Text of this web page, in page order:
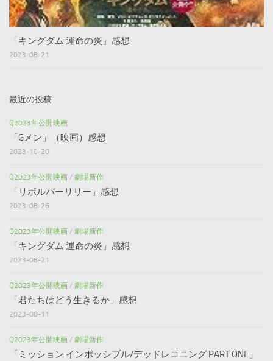
「キングダム 運命の炎」感想
2023-08-21
最近の投稿
Q2023年公開映画
「Gメン」（映画）感想
2023-10-20
Q2023年公開映画 / 劇場新作
「リボルバーリリー」感想
2023-08-26
Q2023年公開映画 / 劇場新作
「キングダム 運命の炎」感想
2023-08-21
Q2023年公開映画 / 劇場新作
「君たちはどう生きるか」感想
2023-08-11
Q2023年公開映画 / 劇場新作
「ミッション:インポッシブル/デッドレコニング PART ONE」